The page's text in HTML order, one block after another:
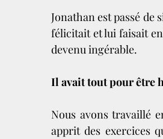
Jonathan est passé
félicitait et lui faisait
devenu ingérable.
Il avait tout pour être
Nous avons travaillé
apprit des exercices